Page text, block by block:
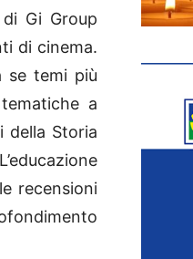
Gi Group
di cinema.
se temi più
a
della Storia
recensioni